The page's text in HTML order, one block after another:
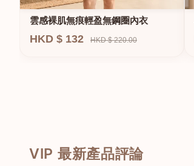
雲感裸肌無痕輕盈無鋼圈內衣
HKD $ 132 HKD $ 220.00
VIP 最新產品評論